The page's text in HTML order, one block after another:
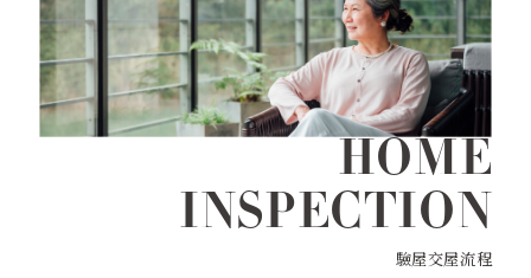
HOME
INSPECTION
驗屋交屋流程